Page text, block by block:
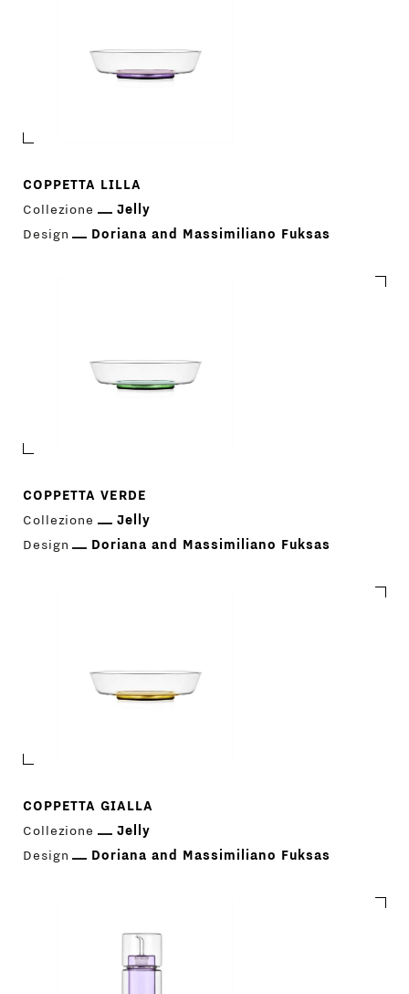
COPPETTA LILLA
Collezione
Jelly
Design
Doriana and Massimiliano Fuksas
COPPETTA VERDE
Collezione
Jelly
Design
Doriana and Massimiliano Fuksas
COPPETTA GIALLA
Collezione
Jelly
Design
Doriana and Massimiliano Fuksas